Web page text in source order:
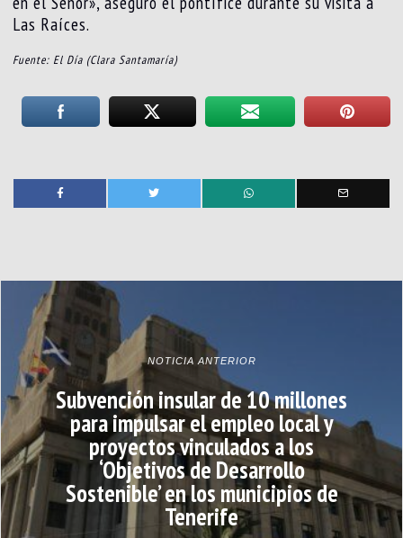
Las Raíces.
Fuente: El Día (Clara Santamaría)
NOTICIA ANTERIOR
Subvención insular de 10 millones
para impulsar el empleo local y
proyectos vinculados a los
‘Objetivos de Desarrollo
Sostenible’ en los municipios de
Tenerife